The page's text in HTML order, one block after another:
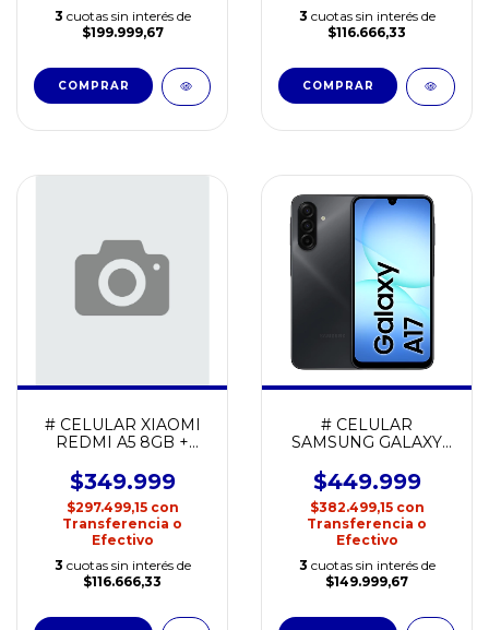
3 cuotas sin interés de
$199.999,67
3 cuotas sin interés de
$116.666,33
# CELULAR XIAOMI
REDMI A5 8GB +
$349.999
$297.499,15 con
Transferencia o
Efectivo
3 cuotas sin interés de
$116.666,33
# CELULAR
SAMSUNG GALAXY
$449.999
$382.499,15 con
Transferencia o
Efectivo
3 cuotas sin interés de
$149.999,67